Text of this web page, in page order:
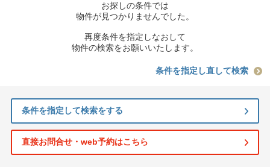
お探しの条件では
物件が見つかりませんでした。
再度条件を指定しなおして
物件の検索をお願いいたします。
条件を指定し直して検索
条件を指定して検索をする
直接お問合せ・web予約はこちら